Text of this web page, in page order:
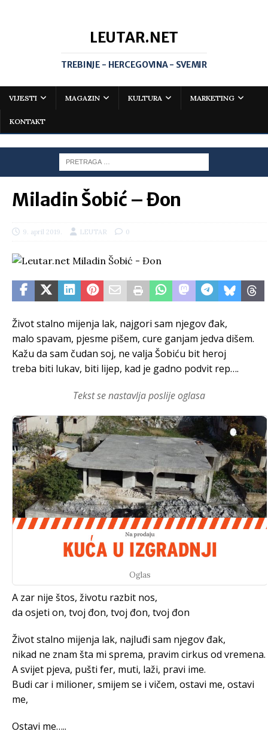
LEUTAR.NET
TREBINJE - HERCEGOVINA - SVEMIR
VIJESTI MAGAZIN KULTURA MARKETING
KONTAKT
Miladin Šobić – Đon
9. april 2019. LEUTAR 0
Život stalno mijenja lak, najgori sam njegov đak,
malo spavam, pjesme pišem, cure ganjam jedva dišem.
Kažu da sam čudan soj, ne valja Šobiću bit heroj
treba biti lukav, biti lijep, kad je gadno podvit rep….
Tekst se nastavlja poslije oglasa
Oglas
A zar nije štos, životu razbit nos,
da osjeti on, tvoj đon, tvoj đon, tvoj đon
Život stalno mijenja lak, najluđi sam njegov đak,
nikad ne znam šta mi sprema, pravim cirkus od vremena.
A svijet pjeva, pušti fer, muti, laži, pravi ime.
Budi car i milioner, smijem se i vičem, ostavi me, ostavi
me,
Ostavi me…..